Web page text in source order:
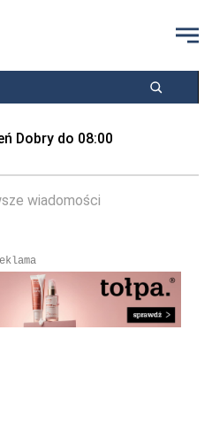
Dobry do 08:00
wiadomości